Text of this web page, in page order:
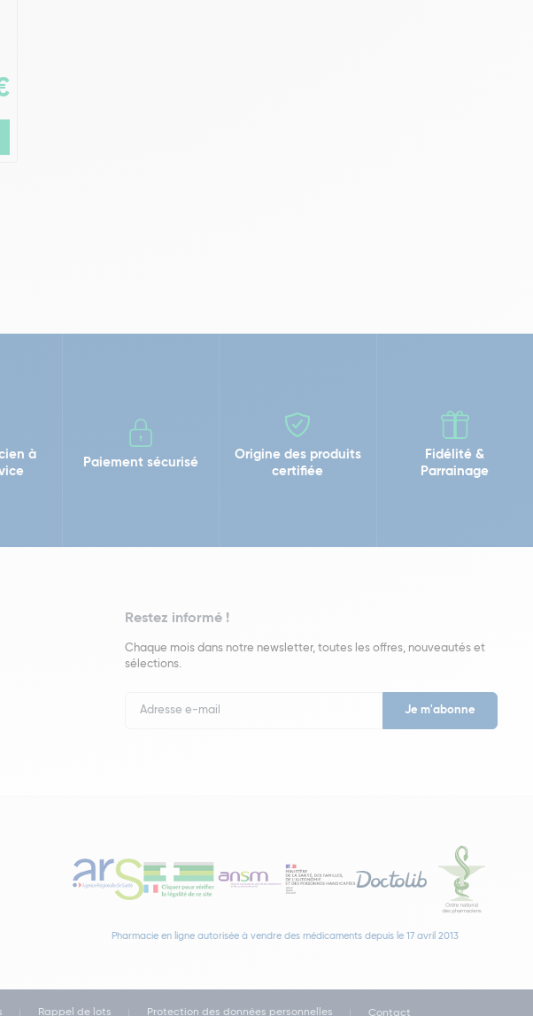
à
Paiement sécurisé
Origine des produits
certifiée
Fidélité &
Parrainage
Restez informé !
Chaque mois dans notre newsletter, toutes les offres, nouveautés et
sélections.
Newsletter
Pharmacie en ligne autorisée à vendre des médicaments depuis le 17 avril 2013
Rappel de lots Protection des données personnelles Contact